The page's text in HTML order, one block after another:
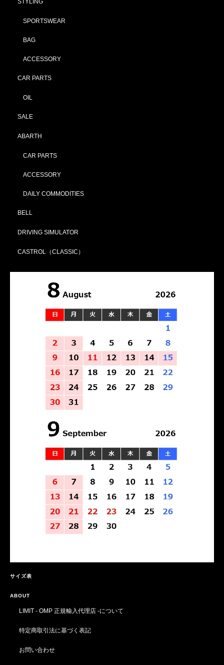
SPORTSWEAR
BAG
ACCESSORY
CAR PARTS
OIL
SALE
ABARTH
CAR PARTS
ACCESSORY
DAILY COMMODITIES
BELL
DRIVING SIMULATOR
CASTROL（CLASSIC）
サイズ表
ABOUT
LIMIT - OMP 正規輸入代理店 -について
特定商取引法に基づく表記
お問い合わせ